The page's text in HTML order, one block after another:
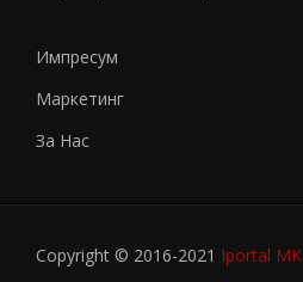
Импресум
Маркетинг
За Нас
Copyright © 2016-2021 Iportal MK